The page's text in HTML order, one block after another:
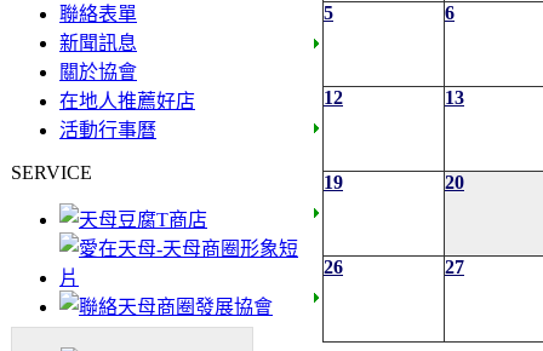
聯絡表單
新聞訊息
關於協會
在地人推薦好店
活動行事曆
SERVICE
5 6
12 13
19 20
26 27